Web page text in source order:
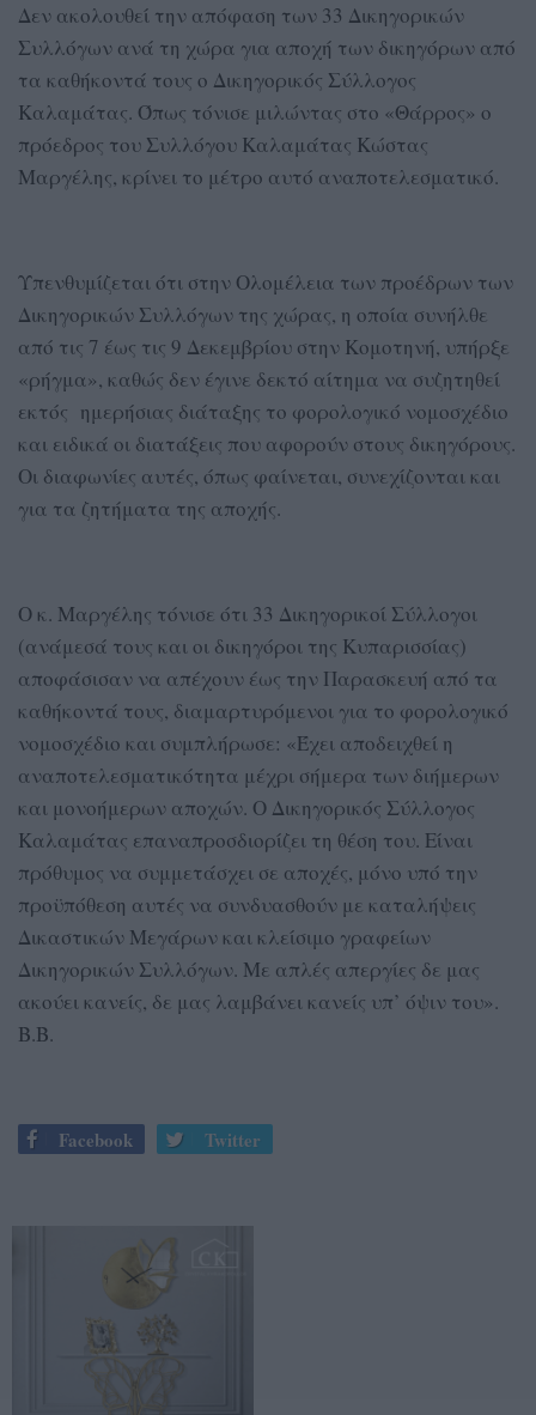
Δεν ακολουθεί την απόφαση των 33 Δικηγορικών
Συλλόγων ανά τη χώρα για αποχή των δικηγόρων από
τα καθήκοντά τους ο Δικηγορικός Σύλλογος
Καλαμάτας. Όπως τόνισε μιλώντας στο «Θάρρος» ο
πρόεδρος του Συλλόγου Καλαμάτας Κώστας
Μαργέλης, κρίνει το μέτρο αυτό αναποτελεσματικό.
Υπενθυμίζεται ότι στην Ολομέλεια των προέδρων των
Δικηγορικών Συλλόγων της χώρας, η οποία συνήλθε
από τις 7 έως τις 9 Δεκεμβρίου στην Κομοτηνή, υπήρξε
«ρήγμα», καθώς δεν έγινε δεκτό αίτημα να συζητηθεί
εκτός ημερήσιας διάταξης το φορολογικό νομοσχέδιο
και ειδικά οι διατάξεις που αφορούν στους δικηγόρους.
Οι διαφωνίες αυτές, όπως φαίνεται, συνεχίζονται και
για τα ζητήματα της αποχής.
Ο κ. Μαργέλης τόνισε ότι 33 Δικηγορικοί Σύλλογοι
(ανάμεσά τους και οι δικηγόροι της Κυπαρισσίας)
αποφάσισαν να απέχουν έως την Παρασκευή από τα
καθήκοντά τους, διαμαρτυρόμενοι για το φορολογικό
νομοσχέδιο και συμπλήρωσε: «Έχει αποδειχθεί η
αναποτελεσματικότητα μέχρι σήμερα των διήμερων
και μονοήμερων αποχών. Ο Δικηγορικός Σύλλογος
Καλαμάτας επαναπροσδιορίζει τη θέση του. Είναι
πρόθυμος να συμμετάσχει σε αποχές, μόνο υπό την
προϋπόθεση αυτές να συνδυασθούν με καταλήψεις
Δικαστικών Μεγάρων και κλείσιμο γραφείων
Δικηγορικών Συλλόγων. Με απλές απεργίες δε μας
ακούει κανείς, δε μας λαμβάνει κανείς υπ’ όψιν του».
Β.Β.
Facebook Twitter